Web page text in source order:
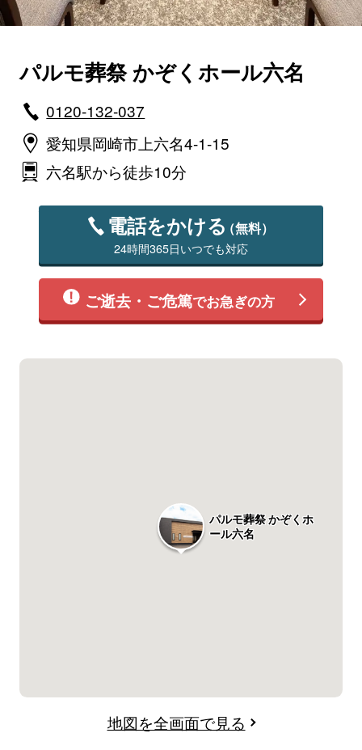
パルモ葬祭 かぞくホール六名
0120-132-037
愛知県岡崎市上六名4-1-15
六名駅から徒歩10分
電話をかける（無料）
24時間365日いつでも対応
ご逝去・ご危篤でお急ぎの方
パルモ葬祭 かぞくホ
ール六名
地図を全画面で見る